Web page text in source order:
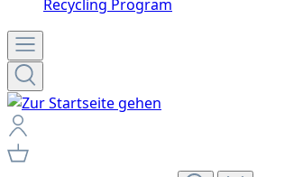
Recycling Program